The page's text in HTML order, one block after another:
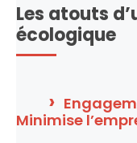
Les atouts
écologique
Minimise